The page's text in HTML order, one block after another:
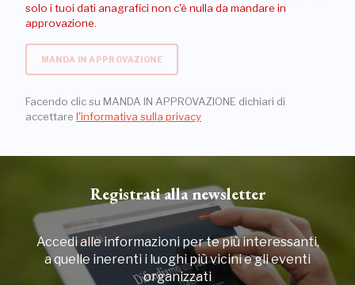
solo i tuoi dati anagrafici non c'è nulla da mandare in
approvazione.
MANDA IN APPROVAZIONE
Facendo clic su MANDA IN APPROVAZIONE dichiari di
accettare l'informativa sulla privacy
Registrati alla newsletter
Accedi alle informazioni per te più interessanti,
a quelle inerenti i luoghi più vicini e gli eventi
organizzati